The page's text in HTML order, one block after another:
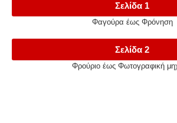
Σελίδα 1
Φαγούρα έως Φρόνηση
Σελίδα 2
Φρούριο έως Φωτογραφική